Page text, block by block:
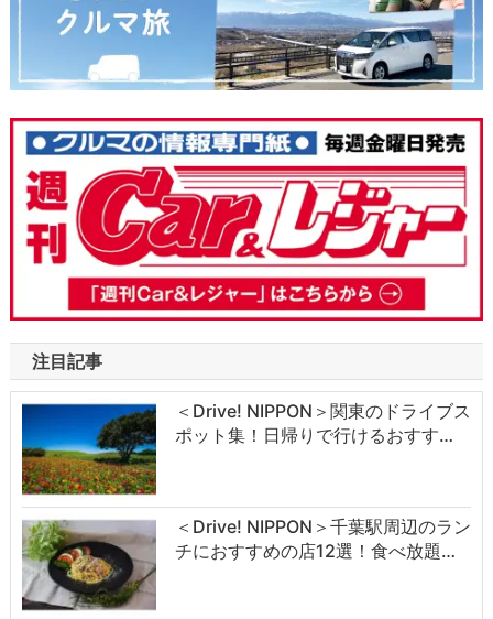
注目記事
＜Drive! NIPPON＞関東のドライブス
ポット集！日帰りで行けるおすす…
＜Drive! NIPPON＞千葉駅周辺のラン
チにおすすめの店12選！食べ放題…